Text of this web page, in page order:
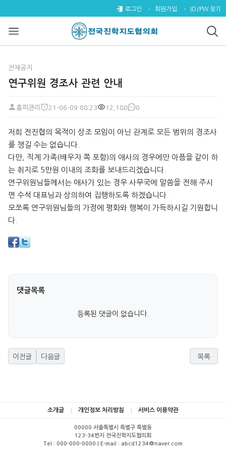
연구위원 경조사 관련 안내 > 전
로그인 회원가입 ID/PW 찾기
전체공지
연구위원 경조사 관련 안내
페이지 정보
홈피관리
21-06-09 08:23
12,180
댓글
0
본문
저희 전진협의 목적이 상조 모임이 아닌 관계로 모든 범위의 경조사
를 챙길 수는 없습니다.
다만, 직계 가족(배우자 쪽 포함)의 애사의 경우에만 아픔을 같이 하
는 취지로 5만원 이내의 조화를 보내드리겠습니다.
연구위원님들께서는 애사가 있는 경우 사무국에 말씀을 전해 주시
면 수석 대표님과 상의하여 집행하도록 하겠습니다.
모쪼록 연구위원님들의 가정에 평화와 행복이 가득하시길 기원합니
다.
댓글목록
등록된 댓글이 없습니다.
이전글 다음글 목록
소개글 개인정보 처리방침 서비스 이용약관
00000 서울특별시 특별구 특별동
123-34번지 전국진학지도협의회
Tel : 000-000-0000 | E-mail : abcd1234@naver.com